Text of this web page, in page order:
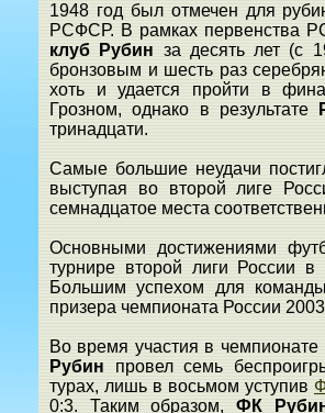
1948 год был отмечен для
РСФСР. В рамках первенства
клуб Рубин за десять лет (с
бронзовым и шесть раз
хоть и удается пройти в
Грозном, однако в результате
тринадцати.
Самые большие неудачи
выступая во второй лиге
семнадцатое места
Основными достижениями
турнире второй лиги России
Большим успехом для
призера чемпионата России
Во время участия в чемпионате
Рубин провел семь
турах, лишь в восьмом уступив
0:3. Таким образом, ФК